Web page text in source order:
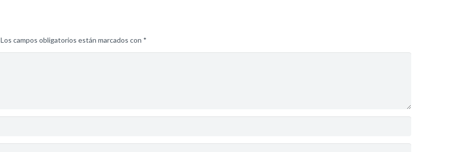
Los campos obligatorios están marcados con *